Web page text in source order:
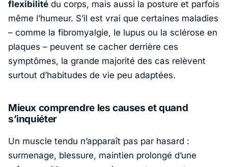
flexibilité du corps, mais aussi la posture et parfois
même l’humeur. S’il est vrai que certaines maladies
– comme la fibromyalgie, le lupus ou la sclérose en
plaques – peuvent se cacher derrière ces
symptômes, la grande majorité des cas relèvent
surtout d’habitudes de vie peu adaptées.
Mieux comprendre les causes et quand
s’inquiéter
Un muscle tendu n’apparaît pas par hasard :
surmenage, blessure, maintien prolongé d’une